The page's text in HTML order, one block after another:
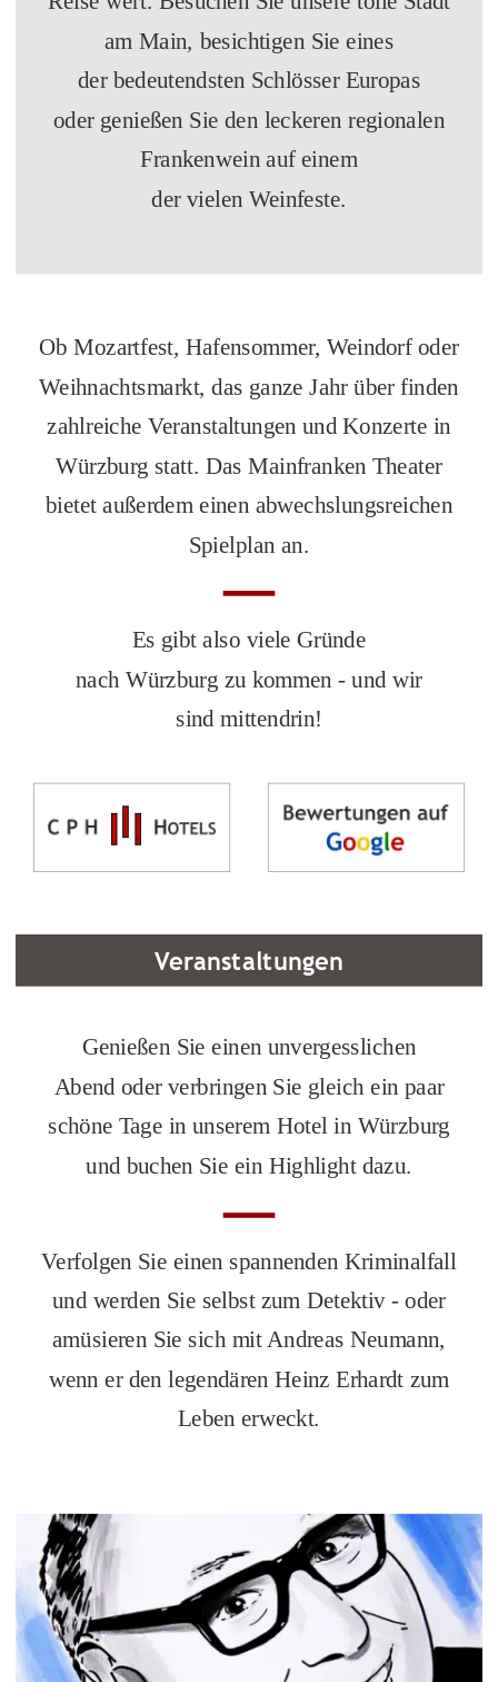
am Main, besichtigen Sie eines
der bedeutendsten Schlösser Europas
oder genießen Sie den leckeren regionalen
Frankenwein auf einem
der vielen Weinfeste.
Ob Mozartfest, Hafensommer, Weindorf oder
Weihnachtsmarkt, das ganze Jahr über finden
zahlreiche Veranstaltungen und Konzerte in
Würzburg statt. Das Mainfranken Theater
bietet außerdem einen abwechslungsreichen
Spielplan an.
Es gibt also viele Gründe
nach Würzburg zu kommen - und wir
sind mittendrin!
Veranstaltungen
Genießen Sie einen unvergesslichen
Abend oder verbringen Sie gleich ein paar
schöne Tage in unserem Hotel in Würzburg
und buchen Sie ein Highlight dazu.
Verfolgen Sie einen spannenden Kriminalfall
und werden Sie selbst zum Detektiv - oder
amüsieren Sie sich mit Andreas Neumann,
wenn er den legendären Heinz Erhardt zum
Leben erweckt.